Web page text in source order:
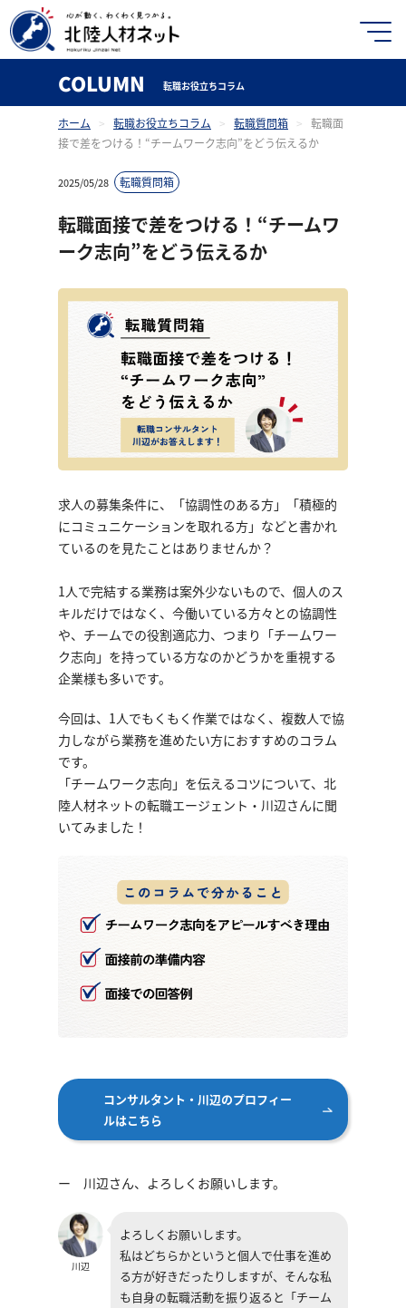
COLUMN 転職お役立ちコラム
ホーム > 転職お役立ちコラム > 転職質問箱 > 転職面
接で差をつける！“チームワーク志向”をどう伝えるか
2025/05/28 転職質問箱
転職面接で差をつける！“チームワ
ーク志向”をどう伝えるか
求人の募集条件に、「協調性のある方」「積極的
にコミュニケーションを取れる方」などと書かれ
ているのを見たことはありませんか？
1人で完結する業務は案外少ないもので、個人のス
キルだけではなく、今働いている方々との協調性
や、チームでの役割適応力、つまり「チームワー
ク志向」を持っている方なのかどうかを重視する
企業様も多いです。
今回は、1人でもくもく作業ではなく、複数人で協
力しながら業務を進めたい方におすすめのコラム
です。
「チームワーク志向」を伝えるコツについて、北
陸人材ネットの転職エージェント・川辺さんに聞
いてみました！
コンサルタント・川辺のプロフィー
ルはこちら
ー 川辺さん、よろしくお願いします。
川辺
よろしくお願いします。
私はどちらかというと個人で仕事を進め
る方が好きだったりしますが、そんな私
も自身の転職活動を振り返ると「チーム